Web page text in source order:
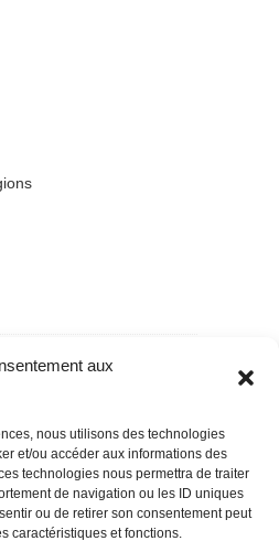
aux
nous utilisons des technologies
et/ou accéder aux informations des
technologies nous permettra de traiter
de navigation ou les ID uniques
ou de retirer son consentement peut
caractéristiques et fonctions.
FR